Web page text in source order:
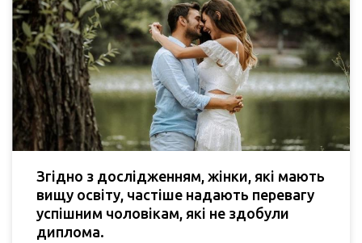
Згідно з дослідженням, жінки, які мають
вищу освіту, частіше надають перевагу
успішним чоловікам, які не здобули
диплома.